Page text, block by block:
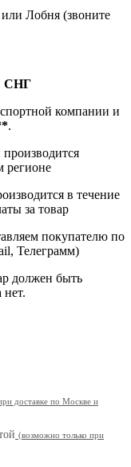
Лобня (звоните
СНГ
компании и
.
регионе
в течение
за товар
покупателю по
Телеграмм)
должен быть
доставке по Москве и
(возможно только при